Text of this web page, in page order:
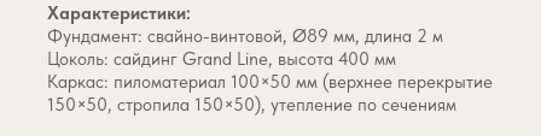
Характеристики:
Фундамент: свайно-винтовой, Ø89 мм, длина 2 м
Цоколь: сайдинг Grand Line, высота 400 мм
Каркас: пиломатериал 100×50 мм (верхнее перекрытие
150×50, стропила 150×50), утепление по сечениям